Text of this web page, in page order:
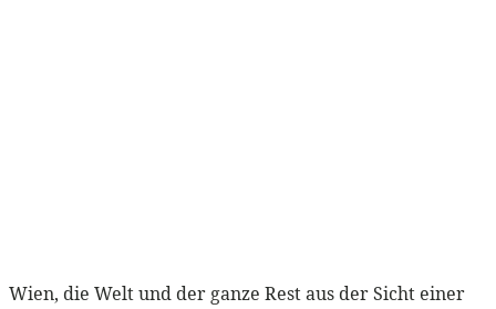
Wien, die Welt und der ganze Rest aus der Sicht einer